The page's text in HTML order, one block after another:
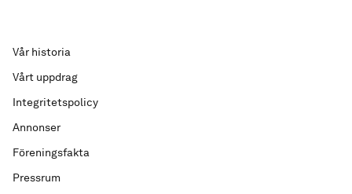
Vår historia
Vårt uppdrag
Integritetspolicy
Annonser
Föreningsfakta
Pressrum